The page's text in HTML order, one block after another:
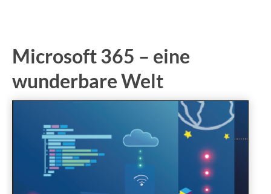
Microsoft 365 – eine
wunderbare Welt